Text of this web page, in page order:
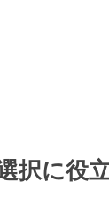
択に役